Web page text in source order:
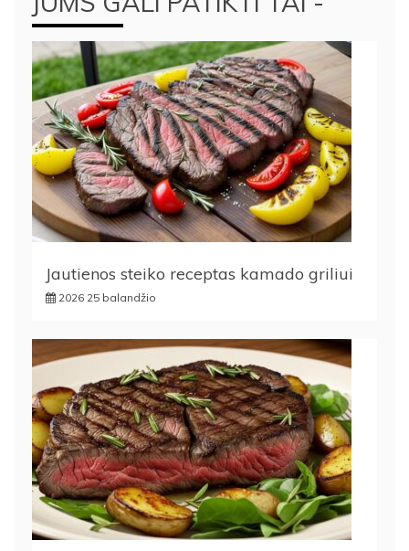
Jautienos steiko receptas kamado griliui
2026 25 balandžio